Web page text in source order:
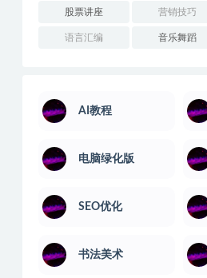
股票讲座 营销技巧
语言汇编 音乐舞蹈
AI教程
电脑绿化版
SEO优化
书法美术